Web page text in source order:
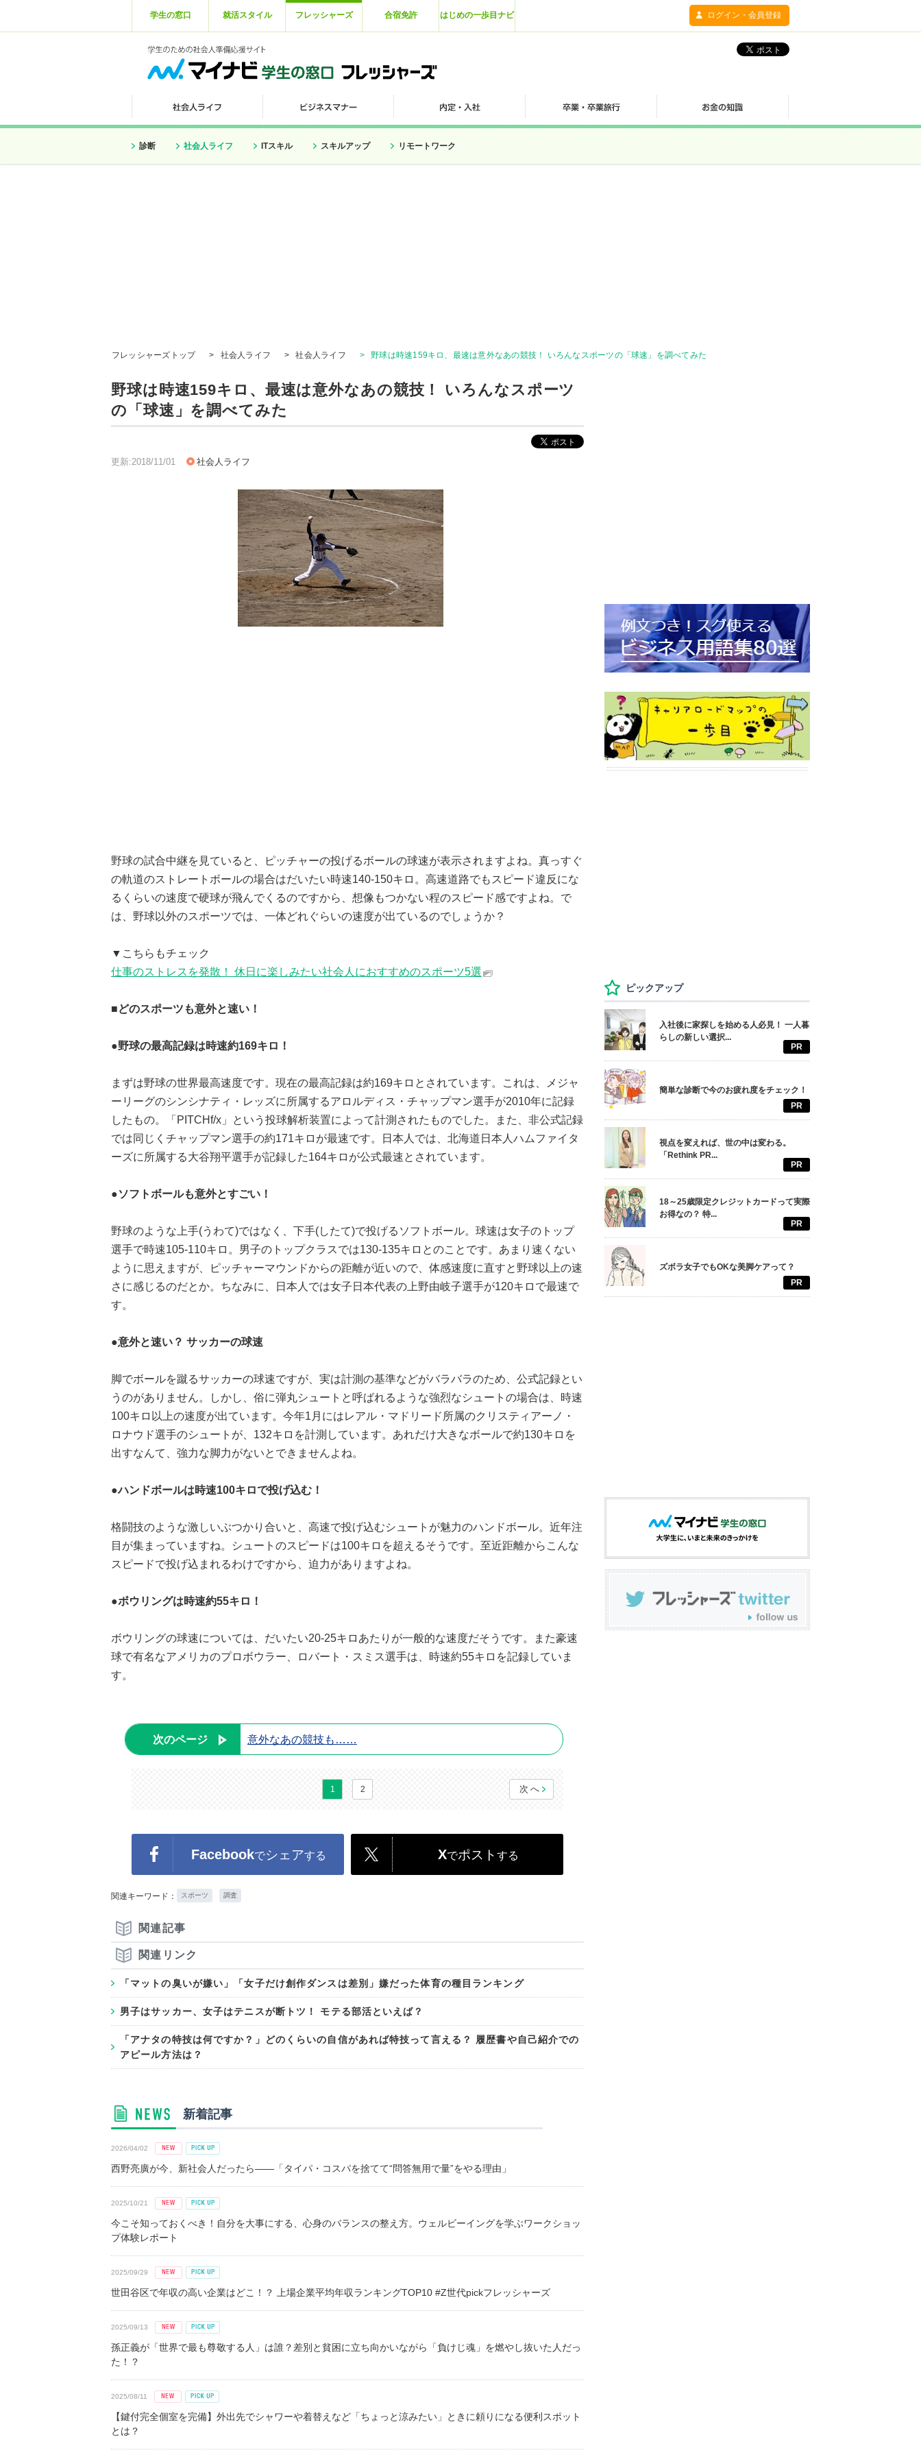
学生の窓口 就活スタイル フレッシャーズ 合宿免許 はじめの一歩目ナビ ログイン・会員登録
診断 社会人ライフ ITスキル スキルアップ リモートワーク
フレッシャーズトップ > 社会人ライフ > 社会人ライフ > 野球は時速159キロ、最速は意外なあの競技！ いろんなスポーツの「球速」を調べてみた
野球は時速159キロ、最速は意外なあの競技！ いろんなスポーツ
の「球速」を調べてみた
更新:2018/11/01 社会人ライフ
野球の試合中継を見ていると、ピッチャーの投げるボールの球速が表示されますよね。真っすぐ
の軌道のストレートボールの場合はだいたい時速140-150キロ。高速道路でもスピード違反にな
るくらいの速度で硬球が飛んでくるのですから、想像もつかない程のスピード感ですよね。で
は、野球以外のスポーツでは、一体どれぐらいの速度が出ているのでしょうか？
▼こちらもチェック
仕事のストレスを発散！ 休日に楽しみたい社会人におすすめのスポーツ5選
■どのスポーツも意外と速い！
●野球の最高記録は時速約169キロ！
まずは野球の世界最高速度です。現在の最高記録は約169キロとされています。これは、メジャ
ーリーグのシンシナティ・レッズに所属するアロルディス・チャップマン選手が2010年に記録
したもの。「PITCHf/x」という投球解析装置によって計測されたものでした。また、非公式記録
では同じくチャップマン選手の約171キロが最速です。日本人では、北海道日本人ハムファイタ
ーズに所属する大谷翔平選手が記録した164キロが公式最速とされています。
●ソフトボールも意外とすごい！
野球のような上手(うわて)ではなく、下手(したて)で投げるソフトボール。球速は女子のトップ
選手で時速105-110キロ。男子のトップクラスでは130-135キロとのことです。あまり速くない
ように思えますが、ピッチャーマウンドからの距離が近いので、体感速度に直すと野球以上の速
さに感じるのだとか。ちなみに、日本人では女子日本代表の上野由岐子選手が120キロで最速で
す。
●意外と速い？ サッカーの球速
脚でボールを蹴るサッカーの球速ですが、実は計測の基準などがバラバラのため、公式記録とい
うのがありません。しかし、俗に弾丸シュートと呼ばれるような強烈なシュートの場合は、時速
100キロ以上の速度が出ています。今年1月にはレアル・マドリード所属のクリスティアーノ・
ロナウド選手のシュートが、132キロを計測しています。あれだけ大きなボールで約130キロを
出すなんて、強力な脚力がないとできませんよね。
●ハンドボールは時速100キロで投げ込む！
格闘技のような激しいぶつかり合いと、高速で投げ込むシュートが魅力のハンドボール。近年注
目が集まっていますね。シュートのスピードは100キロを超えるそうです。至近距離からこんな
スピードで投げ込まれるわけですから、迫力がありますよね。
●ボウリングは時速約55キロ！
ボウリングの球速については、だいたい20-25キロあたりが一般的な速度だそうです。また豪速
球で有名なアメリカのプロボウラー、ロバート・スミス選手は、時速約55キロを記録していま
す。
次のページ 意外なあの競技も……
1 2 次へ
Facebookでシェアする Xでポスト する
関連キーワード： スポーツ 調査
関連記事
関連リンク
「マットの臭いが嫌い」「女子だけ創作ダンスは差別」嫌だった体育の種目ランキング
男子はサッカー、女子はテニスが断トツ！ モテる部活といえば？
「アナタの特技は何ですか？」どのくらいの自信があれば特技って言える？ 履歴書や自己紹介での
アピール方法は？
新着記事
2026/04/02
西野亮廣が今、新社会人だったら――「タイパ・コスパを捨てて“問答無用で量”をやる理由」
2025/10/21
今こそ知っておくべき！自分を大事にする、心身のバランスの整え方。ウェルビーイングを学ぶワークショッ
プ体験レポート
2025/09/29
世田谷区で年収の高い企業はどこ！？ 上場企業平均年収ランキングTOP10 #Z世代pickフレッシャーズ
2025/09/13
孫正義が「世界で最も尊敬する人」は誰？差別と貧困に立ち向かいながら「負けじ魂」を燃やし抜いた人だっ
た！？
2025/08/11
【鍵付完全個室を完備】外出先でシャワーや着替えなど「ちょっと涼みたい」ときに頼りになる便利スポット
とは？
ピックアップ
入社後に家探しを始める人必見！ 一人暮
らしの新しい選択...
PR
簡単な診断で今のお疲れ度をチェック！
PR
視点を変えれば、世の中は変わる。
「Rethink PR...
PR
18～25歳限定クレジットカードって実際
お得なの？ 特...
PR
ズボラ女子でもOKな美脚ケアって？
PR